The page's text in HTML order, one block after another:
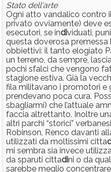
Stato dell'arte
Ogni atto vandalico contro
privato ovviamente) deve
esecutori, se individuati,
questa doverosa premessa
obbiettivi: il tanto elogiato
un terreno, da sempre,
pochi sfalci che vengono
stagione estiva. Già la
fila militavano i promotori e
prendevano poca cura.
sbagliarmi) che l’attuale
faccia altrettanto. Inoltre
altri parchi “storici”
Robinson, Renco davanti
utilizzati da moltissimi citta
mi sembra sia invece
da sparuti cittadini o da
sarebbe meglio